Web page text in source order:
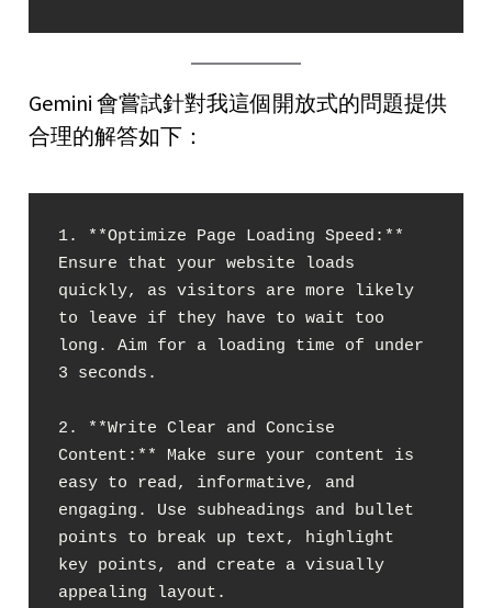
Gemini 會嘗試針對我這個開放式的問題提供
合理的解答如下：
1. **Optimize Page Loading Speed:**
Ensure that your website loads
quickly, as visitors are more likely
to leave if they have to wait too
long. Aim for a loading time of under
3 seconds.
2. **Write Clear and Concise
Content:** Make sure your content is
easy to read, informative, and
engaging. Use subheadings and bullet
points to break up text, highlight
key points, and create a visually
appealing layout.